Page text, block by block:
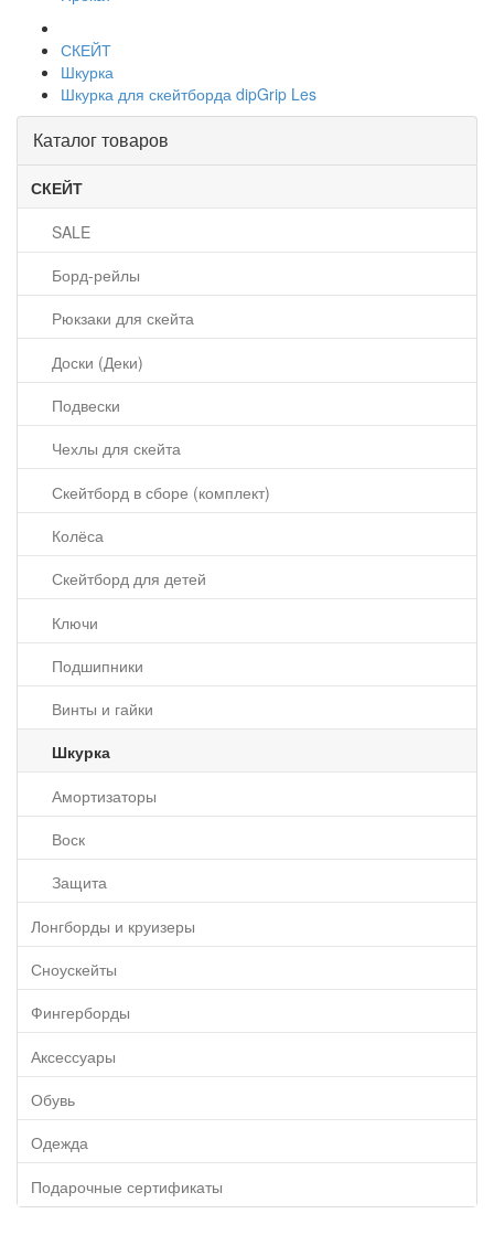
СКЕЙТ
Шкурка
Шкурка для скейтборда dipGrip Les
Каталог товаров
СКЕЙТ
SALE
Борд-рейлы
Рюкзаки для скейта
Доски (Деки)
Подвески
Чехлы для скейта
Скейтборд в сборе (комплект)
Колёса
Скейтборд для детей
Ключи
Подшипники
Винты и гайки
Шкурка
Амортизаторы
Воск
Защита
Лонгборды и круизеры
Сноускейты
Фингерборды
Аксессуары
Обувь
Одежда
Подарочные сертификаты